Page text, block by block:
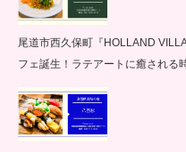
尾道市西久保町『HOLLAND
フェ誕生！ラテアートに癒される